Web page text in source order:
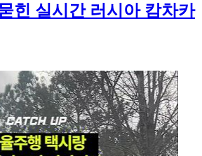
힌 실시간 러시아 캄차카